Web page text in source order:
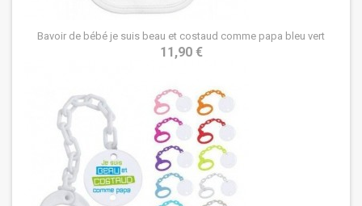
Bavoir de bébé je suis beau et costaud comme papa bleu vert
11,90 €